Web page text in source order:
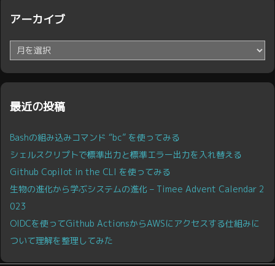
アーカイブ
ー
カ
イ
最近の投稿
Bashの組み込みコマンド “bc” を使ってみる
シェルスクリプトで標準出力と標準エラー出力を入れ替える
Github Copilot in the CLI を使ってみる
生物の進化から学ぶシステムの進化 – Timee Advent Calendar 2
023
OIDCを使ってGithub ActionsからAWSにアクセスする仕組みに
ついて理解を整理してみた